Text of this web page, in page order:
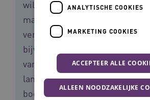
willen kunnen. Dat gebeurt in
maar ook steeds vaker in
verzorgingshuizen. Wil de cliënt
bijvoorbeeld graag minder
van wanneer de thuiszorg of
langskomt? Of graag (weer)
boodschappen kunnen doen of
ANALYTISCHE COOKIES
MARKETING COOKIES
ACCEPTEER ALLE
ALLEEN NOODZAKELIJKE